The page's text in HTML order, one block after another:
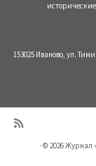
153025 Иваново, ул.
· © 2026Журнал